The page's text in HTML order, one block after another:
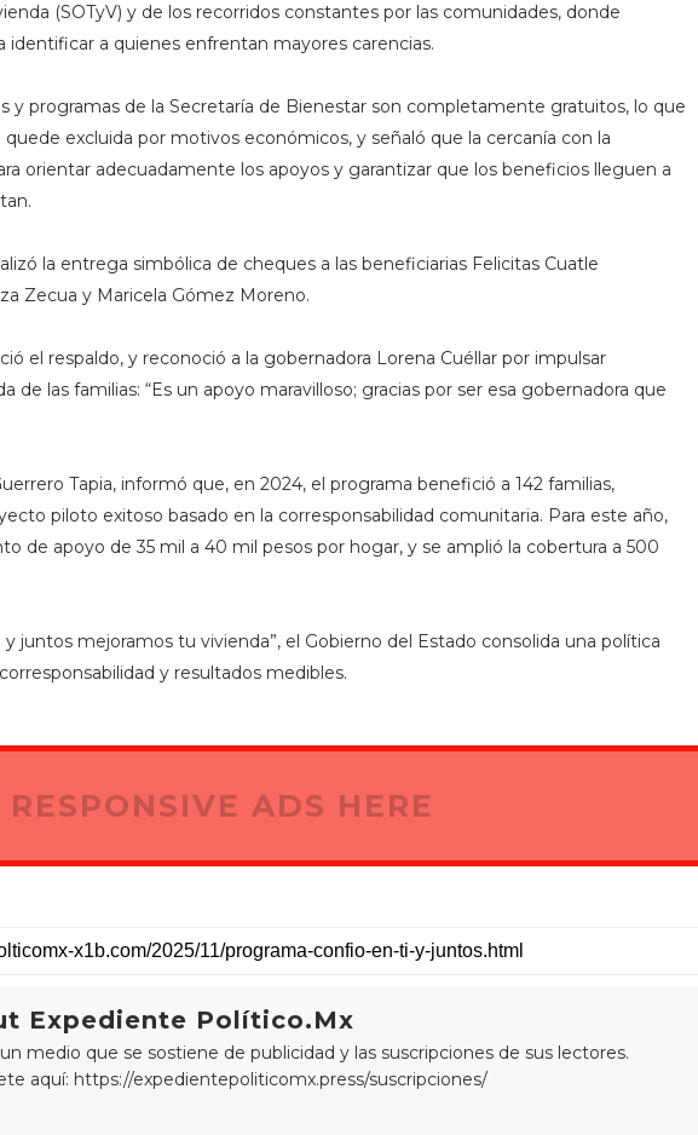
(SOTyV) y de los recorridos constantes por las comunidades, donde
identificar a quienes enfrentan mayores carencias.
y programas de la Secretaría de Bienestar son completamente gratuitos, lo que
excluida por motivos económicos, y señaló que la cercanía con la
orientar adecuadamente los apoyos y garantizar que los beneficios lleguen a
la entrega simbólica de cheques a las beneficiarias Felicitas Cuatle
Zecua y Maricela Gómez Moreno.
el respaldo, y reconoció a la gobernadora Lorena Cuéllar por impulsar
de las familias: “Es un apoyo maravilloso; gracias por ser esa gobernadora que
Tapia, informó que, en 2024, el programa benefició a 142 familias,
piloto exitoso basado en la corresponsabilidad comunitaria. Para este año,
de apoyo de 35 mil a 40 mil pesos por hogar, y se amplió la cobertura a 500
juntos mejoramos tu vivienda”, el Gobierno del Estado consolida una política
y resultados medibles.
RESPONSIVE ADS HERE
Expediente Político.Mx
medio que se sostiene de publicidad y las suscripciones de sus lectores.
aquí: https://expedientepoliticomx.press/suscripciones/